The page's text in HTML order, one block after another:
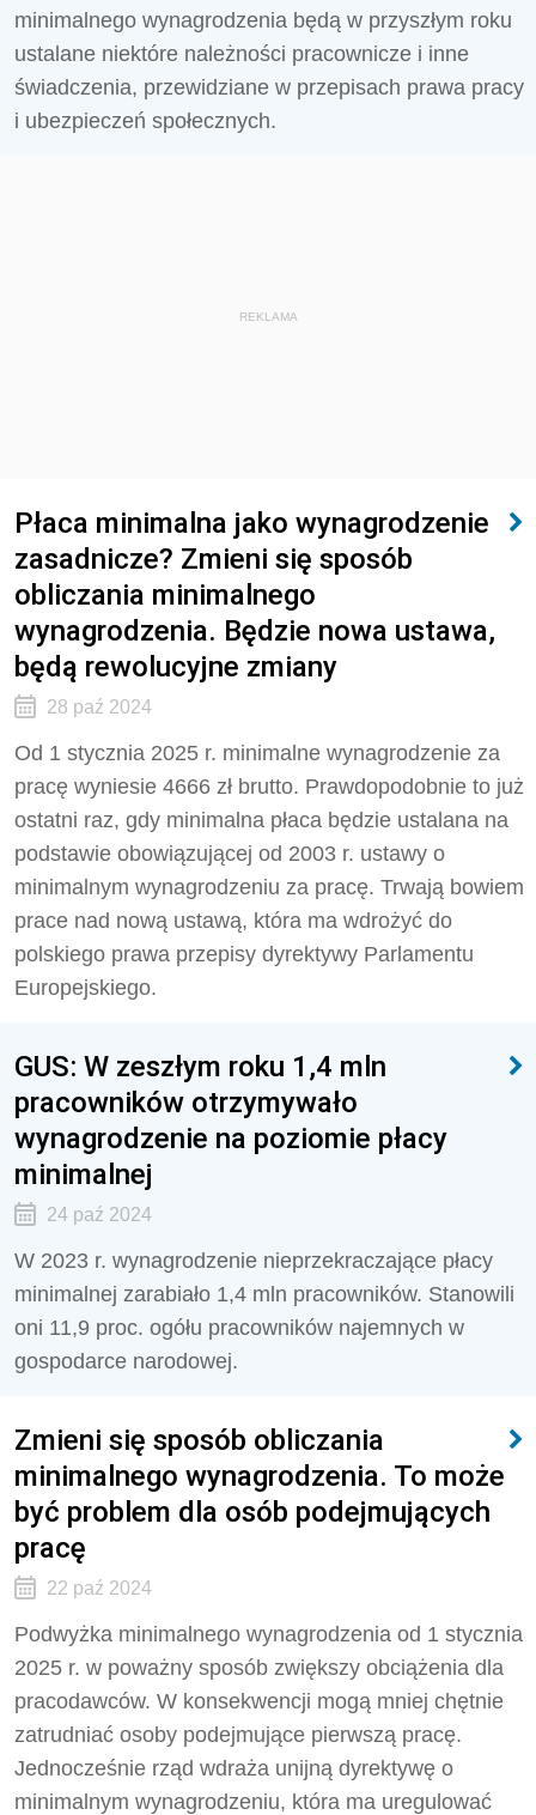
minimalnego wynagrodzenia będą w przyszłym roku
ustalane niektóre należności pracownicze i inne
świadczenia, przewidziane w przepisach prawa pracy
i ubezpieczeń społecznych.
REKLAMA
Płaca minimalna jako wynagrodzenie
zasadnicze? Zmieni się sposób
obliczania minimalnego
wynagrodzenia. Będzie nowa ustawa,
będą rewolucyjne zmiany
28 paź 2024
Od 1 stycznia 2025 r. minimalne wynagrodzenie za
pracę wyniesie 4666 zł brutto. Prawdopodobnie to już
ostatni raz, gdy minimalna płaca będzie ustalana na
podstawie obowiązującej od 2003 r. ustawy o
minimalnym wynagrodzeniu za pracę. Trwają bowiem
prace nad nową ustawą, która ma wdrożyć do
polskiego prawa przepisy dyrektywy Parlamentu
Europejskiego.
GUS: W zeszłym roku 1,4 mln
pracowników otrzymywało
wynagrodzenie na poziomie płacy
minimalnej
24 paź 2024
W 2023 r. wynagrodzenie nieprzekraczające płacy
minimalnej zarabiało 1,4 mln pracowników. Stanowili
oni 11,9 proc. ogółu pracowników najemnych w
gospodarce narodowej.
Zmieni się sposób obliczania
minimalnego wynagrodzenia. To może
być problem dla osób podejmujących
pracę
22 paź 2024
Podwyżka minimalnego wynagrodzenia od 1 stycznia
2025 r. w poważny sposób zwiększy obciążenia dla
pracodawców. W konsekwencji mogą mniej chętnie
zatrudniać osoby podejmujące pierwszą pracę.
Jednocześnie rząd wdraża unijną dyrektywę o
minimalnym wynagrodzeniu, która ma uregulować